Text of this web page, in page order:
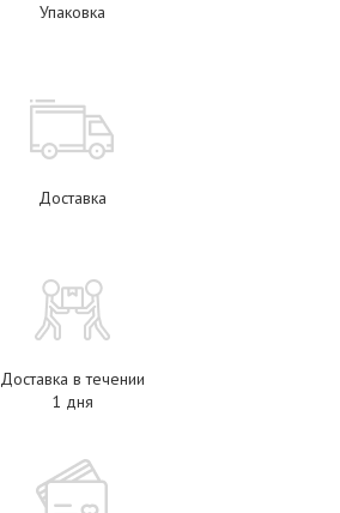
Упаковка
Доставка
Доставка в течении
1 дня